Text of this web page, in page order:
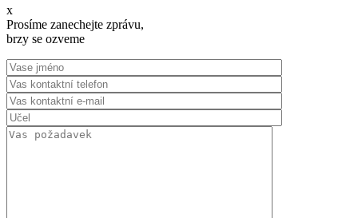
x
Prosíme zanechejte zprávu,
brzy se ozveme